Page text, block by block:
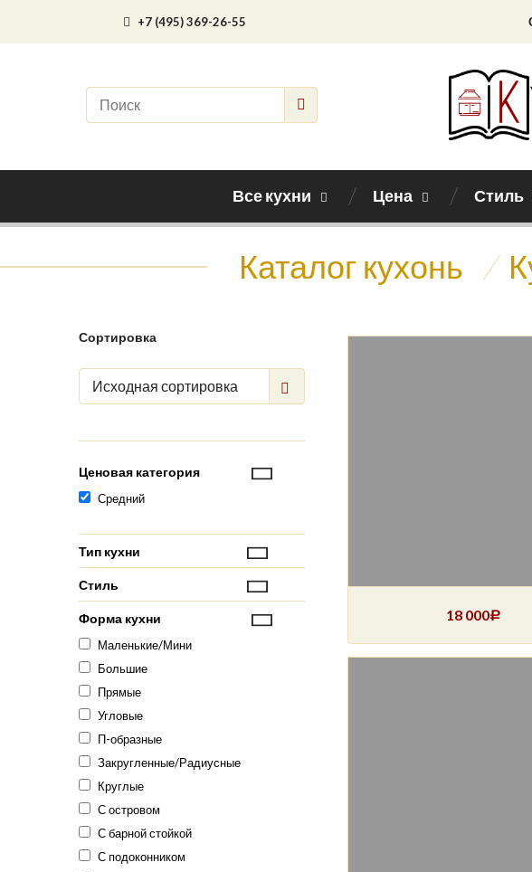
+7 (495) 369-26-55
Все кухни Цена Стиль
Каталог кухонь /
18 000Р
Сортировка
Исходная сортировка
Ценовая категория
Средний
Тип кухни
Стиль
Форма кухни
Маленькие/Мини
Большие
Прямые
Угловые
П-образные
Закругленные/Радиусные
Круглые
С островом
С барной стойкой
С подоконником